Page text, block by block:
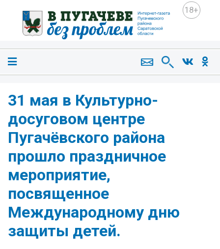
18+
️31 мая в Культурно-
досуговом центре
Пугачёвского района
прошло праздничное
мероприятие,
посвященное
Международному дню
защиты детей.